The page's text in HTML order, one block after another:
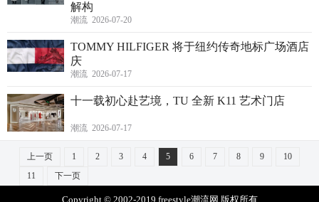
解构
潮流 2026-07-20
TOMMY HILFIGER 将于纽约传奇地标广场酒店
庆
潮流 2026-07-17
十一载初心赴艺境，TU 全新 K11 艺术门店
潮流 2026-07-17
上一页 1 2 3 4 5 6 7 8 9
10
11
下一页
Copyright © 2002-2019 freestyle潮流网 版权所有